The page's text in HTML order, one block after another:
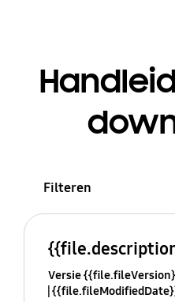
Filteren
Versie